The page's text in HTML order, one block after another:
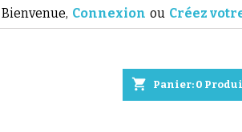
Bienvenue, Connexion ou Créez
shopping_cart Panier: 0